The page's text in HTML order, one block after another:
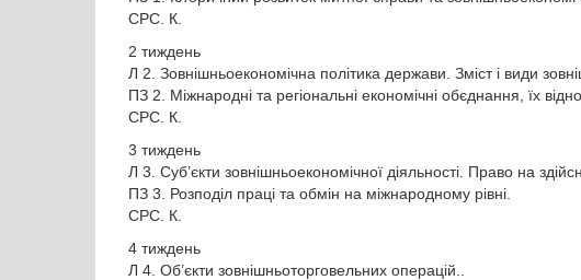
СРС. К.
2 тиждень
Л 2. Зовнішньоекономічна політика держави. Зміст і види
ПЗ 2. Міжнародні та регіональні економічні обєднання, їх
СРС. К.
3 тиждень
Л 3. Суб’єкти зовнішньоекономічної діяльності. Право на
ПЗ 3. Розподіл праці та обмін на міжнародному рівні.
СРС. К.
4 тиждень
Л 4. Об’єкти зовнішньоторговельних операцій..